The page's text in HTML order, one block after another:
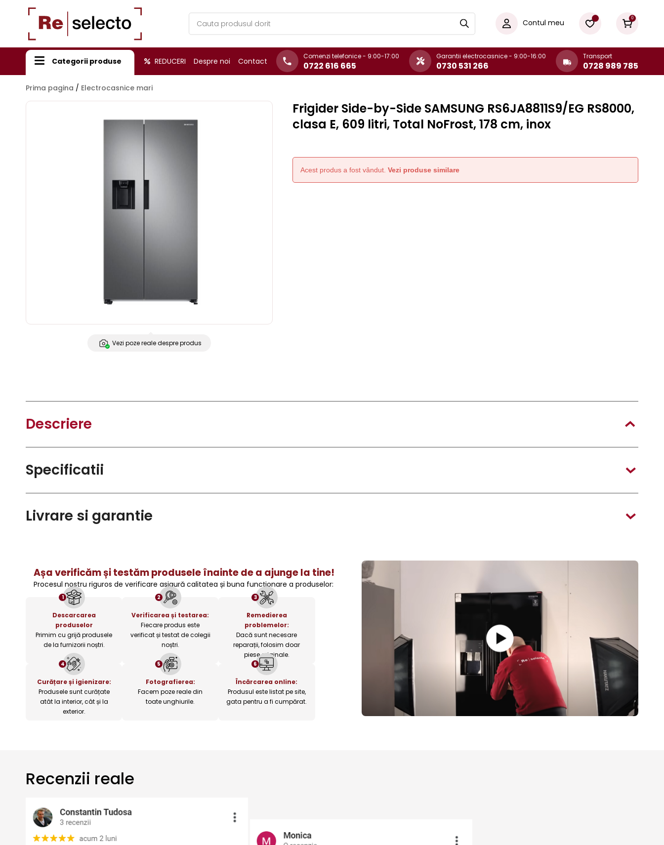
Contul meu 0
Products
search
Categorii produse REDUCERI Despre noi Contact
Comenzi telefonice - 9:00-17:00
0722 616 665
Garantii electrocasnice - 9:00-16:00
0730 531 266
Transport
0728 989 785
Prima pagina / Electrocasnice mari
Vezi poze reale despre produs
Frigider Side-by-Side SAMSUNG RS6JA8811S9/EG RS8000,
clasa E, 609 litri, Total NoFrost, 178 cm, inox
Acest produs a fost vândut. Vezi produse similare
Descriere
Specificatii
Livrare si garantie
Așa verificăm și testăm produsele înainte de a ajunge la tine!
Procesul nostru riguros de verificare asigură calitatea și buna funcționare a produselor:
1
Descarcarea
produselor
Primim cu grijă produsele
de la furnizorii noștri.
2
Verificarea și testarea:
Fiecare produs este
verificat și testat de colegii
noștri.
3
Remedierea
problemelor:
Dacă sunt necesare
reparații, folosim doar
piese originale.
4
Curățare și igienizare:
Produsele sunt curățate
atât la interior, cât și la
exterior.
5
Fotografierea:
Facem poze reale din
toate unghiurile.
6
Încărcarea online:
Produsul este listat pe site,
gata pentru a fi cumpărat.
Recenzii reale